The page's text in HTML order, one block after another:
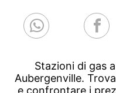
Stazioni di gas
Aubergenville.
e confrontare i